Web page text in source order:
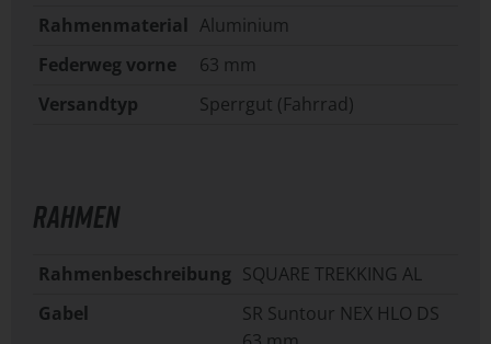
Rahmenmaterial Aluminium
Federweg vorne
63 mm
Versandtyp
Sperrgut (Fahrrad)
RAHMEN
Rahmenbeschreibung SQUARE TREKKING AL
Gabel
SR Suntour NEX HLO DS